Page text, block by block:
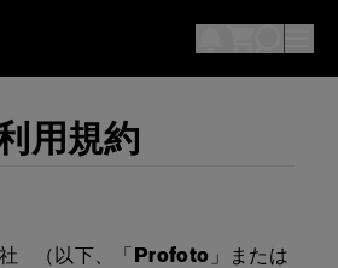
用規約
（以下、「Profoto 」または